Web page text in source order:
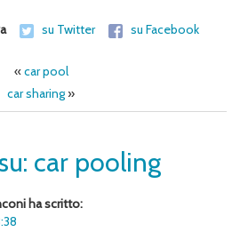
su Twitter
su Facebook
«car pool
car sharing»
car pooling
ha scritto: